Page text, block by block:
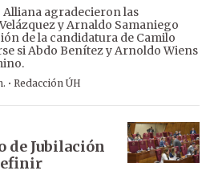
Alliana agradecieron las
y Arnaldo Samaniego
de la candidatura de Camilo
si Abdo Benítez y Arnoldo Wiens
· Redacción ÚH
de Jubilación